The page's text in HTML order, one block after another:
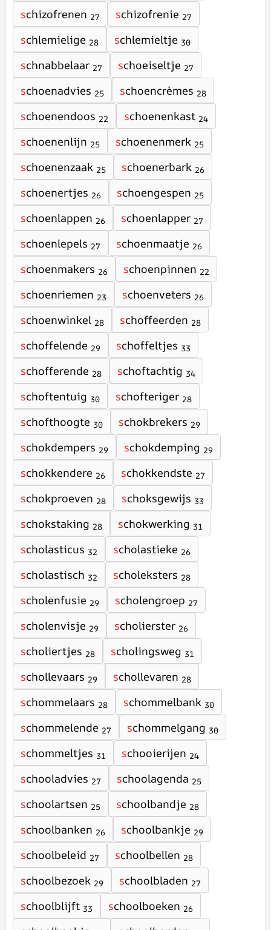
schizofrenen 27 schizofrenie 27
schlemielige 28 schlemieltje 30
schnabbelaar 27 schoeiseltje 27
schoenadvies 25 schoencrèmes 28
schoenendoos 22 schoenenkast 24
schoenenlijn 25 schoenenmerk 25
schoenenzaak 25 schoenerbark 26
schoenertjes 26 schoengespen 25
schoenlappen 26 schoenlapper 27
schoenlepels 27 schoenmaatje 26
schoenmakers 26 schoenpinnen 22
schoenriemen 23 schoenveters 26
schoenwinkel 28 schoffeerden 28
schoffelende 29 schoffeltjes 33
schofferende 28 schoftachtig 34
schoftentuig 30 schofteriger 28
schofthoogte 30 schokbrekers 29
schokdempers 29 schokdemping 29
schokkendere 26 schokkendste 27
schokproeven 28 schoksgewijs 33
schokstaking 28 schokwerking 31
scholasticus 32 scholastieke 26
scholastisch 32 scholeksters 28
scholenfusie 29 scholengroep 27
scholenvisje 29 scholierster 26
scholiertjes 28 scholingsweg 31
schollevaars 29 schollevaren 28
schommelaars 28 schommelbank 30
schommelende 27 schommelgang 30
schommeltjes 31 schooierijen 24
schooladvies 27 schoolagenda 25
schoolartsen 25 schoolbandje 28
schoolbanken 26 schoolbankje 29
schoolbeleid 27 schoolbellen 28
schoolbezoek 29 schoolbladen 27
schoolblijft 33 schoolboeken 26